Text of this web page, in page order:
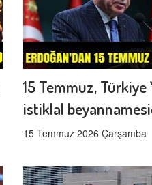
15 Temmuz, Türkiye
istiklal
15 Temmuz 2026 Çarşamba